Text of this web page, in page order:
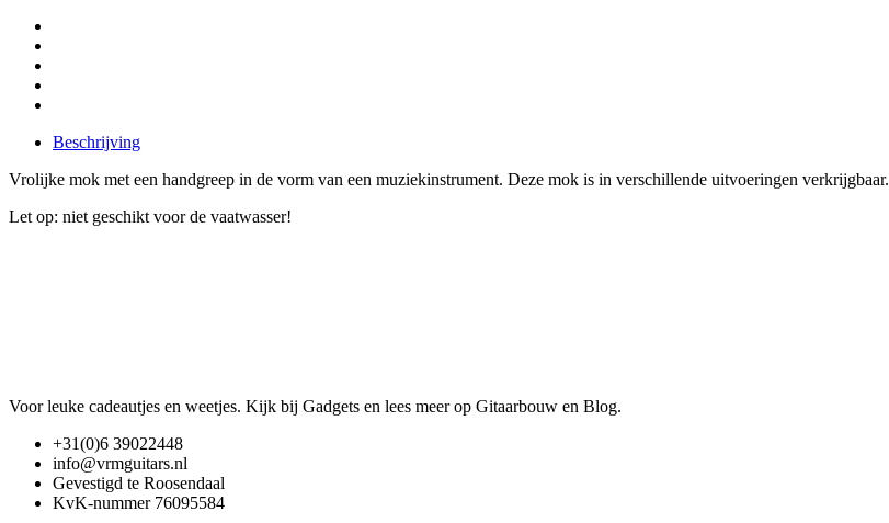
Beschrijving
Vrolijke mok met een handgreep in de vorm van een muziekinstrument. Deze mok is in verschillende uitvoeringen verkrijgbaar.
Let op: niet geschikt voor de vaatwasser!
Voor leuke cadeautjes en weetjes. Kijk bij Gadgets en lees meer op Gitaarbouw en Blog.
+31(0)6 39022448
info@vrmguitars.nl
Gevestigd te Roosendaal
KvK-nummer 76095584